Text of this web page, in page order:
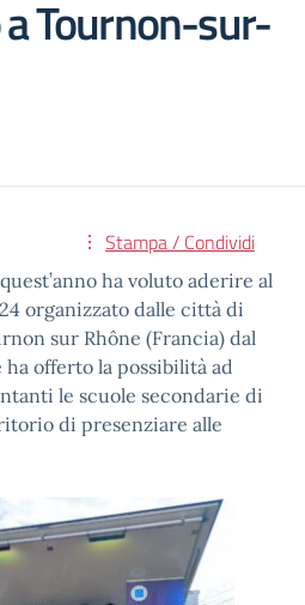
Tournon-sur-
Stampa / Condividi
ha voluto aderire al
organizzato dalle città di
sur Rhône (Francia) dal
ha offerto la possibilità ad
le scuole secondarie di
di presenziare alle